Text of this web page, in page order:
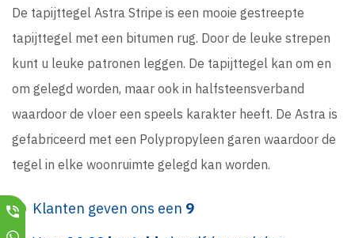
De tapijttegel Astra Stripe is een mooie gestreepte
tapijttegel met een bitumen rug. Door de leuke strepen
kunt u leuke patronen leggen. De tapijttegel kan om en
om gelegd worden, maar ook in halfsteensverband
waardoor de vloer een speels karakter heeft. De Astra is
gefabriceerd met een Polypropyleen garen waardoor de
tegel in elke woonruimte gelegd kan worden.
Klanten geven ons een 9